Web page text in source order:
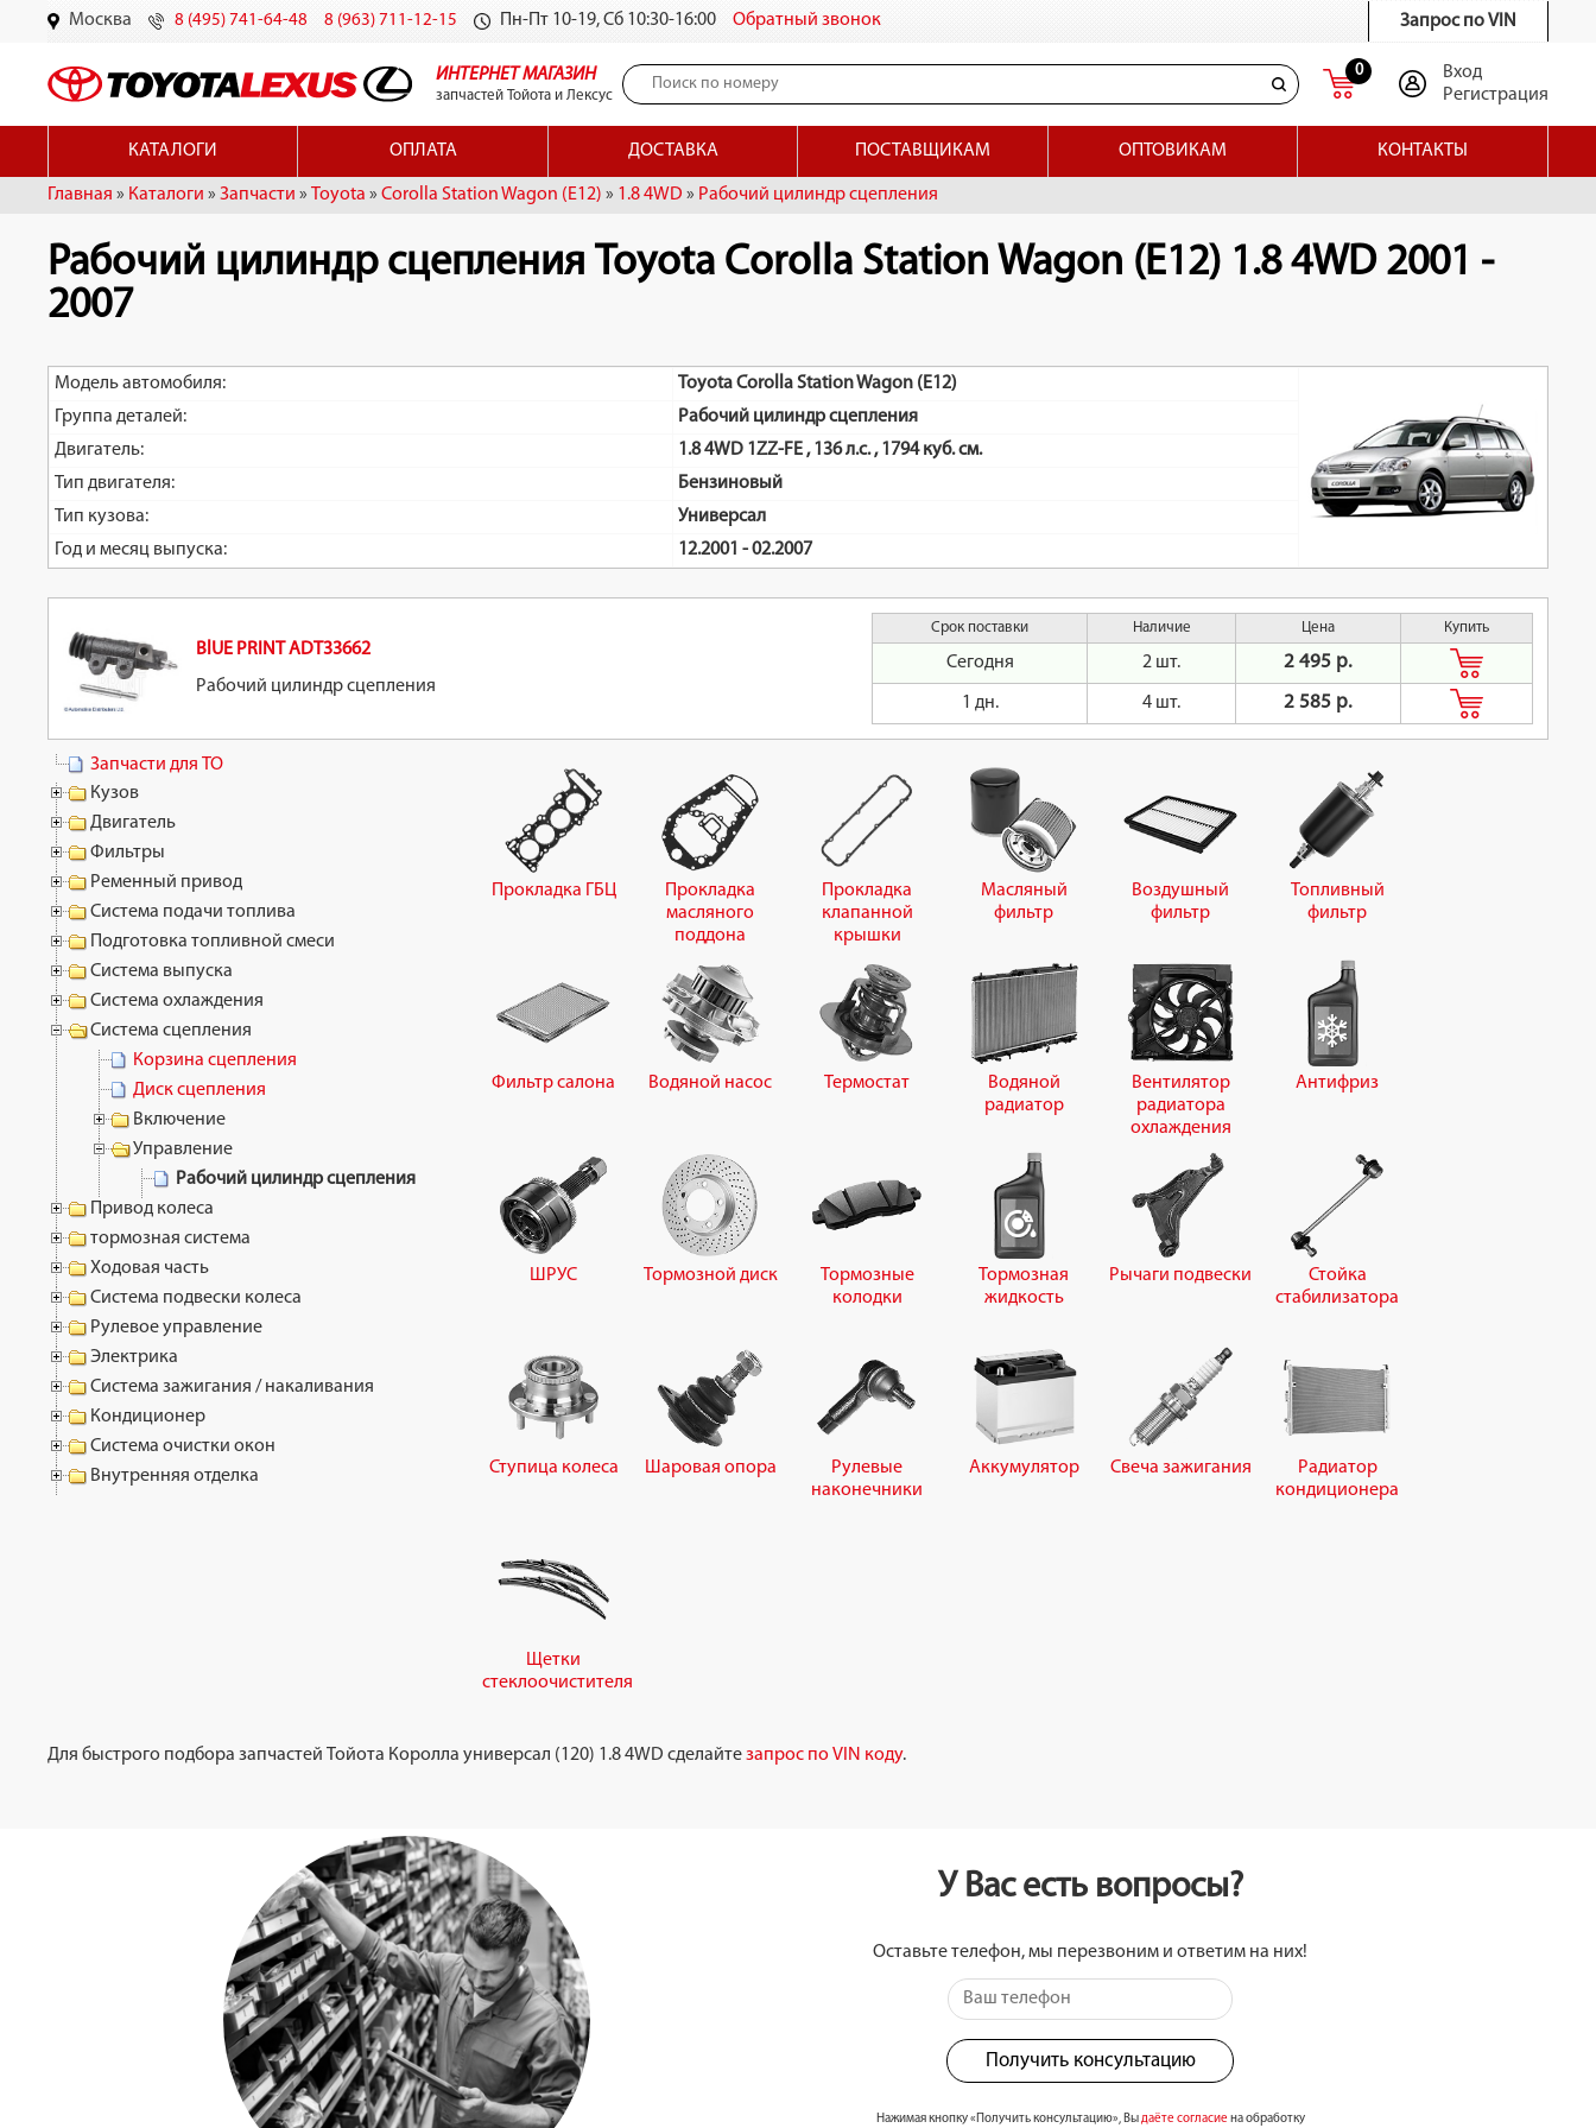
Москва 8 (495) 741-64-48 8 (963) 711-12-15 Пн-Пт 10-19, Сб 10:30-16:00 Обратный звонок Запрос по VIN
ИНТЕРНЕТ МАГАЗИН
запчастей Тойота и Лексус
0
Вход
Регистрация
КАТАЛОГИ ОПЛАТА ДОСТАВКА ПОСТАВЩИКАМ ОПТОВИКАМ КОНТАКТЫ
Главная » Каталоги » Запчасти » Toyota » Corolla Station Wagon (E12) » 1.8 4WD » Рабочий цилиндр сцепления
Рабочий цилиндр сцепления Toyota Corolla Station Wagon (E12) 1.8 4WD 2001 -
2007
Модель автомобиля:
Toyota Corolla Station Wagon (E12)
Группа деталей:
Рабочий цилиндр сцепления
Двигатель:
1.8 4WD 1ZZ-FE , 136 л.с. , 1794 куб. см.
Тип двигателя:
Бензиновый
Тип кузова:
Универсал
Год и месяц выпуска:
12.2001 - 02.2007
BlUE PRINT ADT33662
Рабочий цилиндр сцепления
Срок поставки Наличие Цена Купить
Сегодня 2 шт. 2 495 р.
1 дн. 4 шт. 2 585 р.
Запчасти для ТО
Кузов
Двигатель
Фильтры
Ременный привод
Система подачи топлива
Подготовка топливной смеси
Система выпуска
Система охлаждения
Система сцепления
Корзина сцепления
Диск сцепления
Включение
Управление
Рабочий цилиндр сцепления
Привод колеса
тормозная система
Ходовая часть
Система подвески колеса
Рулевое управление
Электрика
Система зажигания / накаливания
Кондиционер
Система очистки окон
Внутренняя отделка
Прокладка ГБЦ
Прокладка
масляного
поддона
Прокладка
клапанной
крышки
Масляный
фильтр
Воздушный
фильтр
Топливный
фильтр
Фильтр салона Водяной насос Термостат
Водяной
радиатор
Вентилятор
радиатора
охлаждения
Антифриз
ШРУС Тормозной диск
Тормозные
колодки
Тормозная
жидкость
Рычаги подвески
Стойка
стабилизатора
Ступица колеса Шаровая опора
Рулевые
наконечники
Аккумулятор Свеча зажигания
Радиатор
кондиционера
Щетки
стеклоочистителя
Для быстрого подбора запчастей Тойота Королла универсал (120) 1.8 4WD сделайтезапрос по VIN коду.
У Вас есть вопросы?
Оставьте телефон, мы перезвоним и ответим на них!
Получить консультацию
Нажимая кнопку «Получить консультацию», Выдаёте согласие на обработку